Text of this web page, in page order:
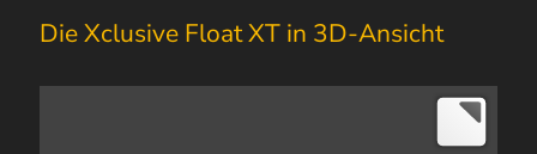
Die Xclusive Float XT in 3D-Ansicht